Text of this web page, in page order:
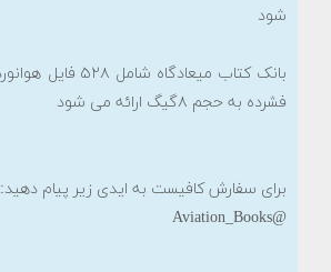
شود
بانک کتاب میعادگاه
فشرده به حجم ۸گیگ ارائه می شود
برای سفارش کافیست به ایدی زیر پیام دهید:
@Aviation_Books